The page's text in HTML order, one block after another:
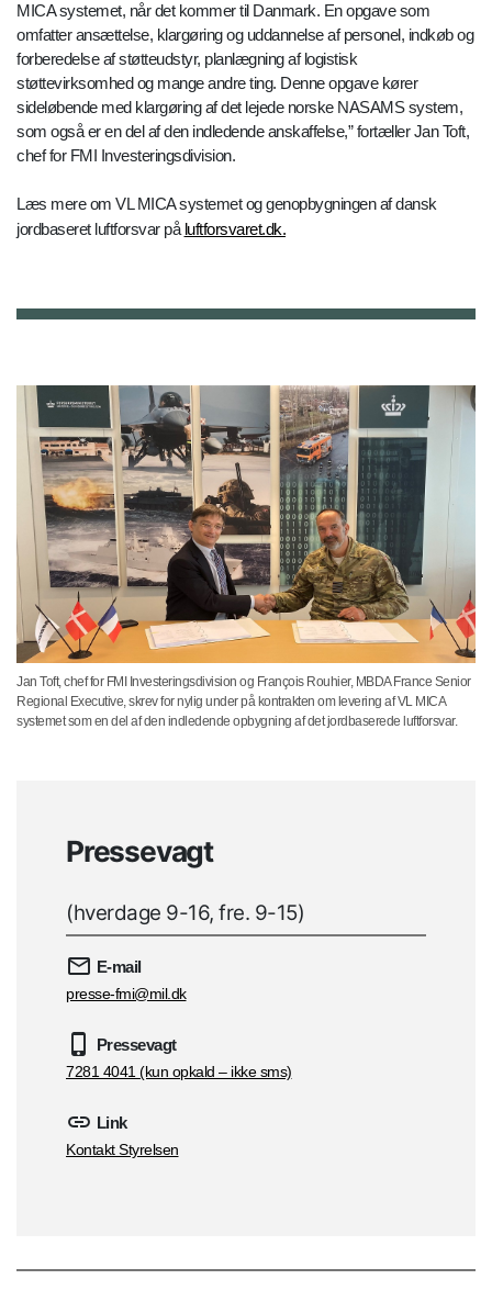
MICA systemet, når det kommer til Danmark. En opgave som
omfatter ansættelse, klargøring og uddannelse af personel, indkøb og
forberedelse af støtteudstyr, planlægning af logistisk
støttevirksomhed og mange andre ting. Denne opgave kører
sideløbende med klargøring af det lejede norske NASAMS system,
som også er en del af den indledende anskaffelse,” fortæller Jan Toft,
chef for FMI Investeringsdivision.
Læs mere om VL MICA systemet og genopbygningen af dansk
jordbaseret luftforsvar på luftforsvaret.dk.
Jan Toft, chef for FMI Investeringsdivision og François Rouhier, MBDA France Senior
Regional Executive, skrev for nylig under på kontrakten om levering af VL MICA
systemet som en del af den indledende opbygning af det jordbaserede luftforsvar.
Pressevagt
(hverdage 9-16, fre. 9-15)
E-mail
presse-fmi@mil.dk
Pressevagt
7281 4041 (kun opkald – ikke sms)
Link
Kontakt Styrelsen